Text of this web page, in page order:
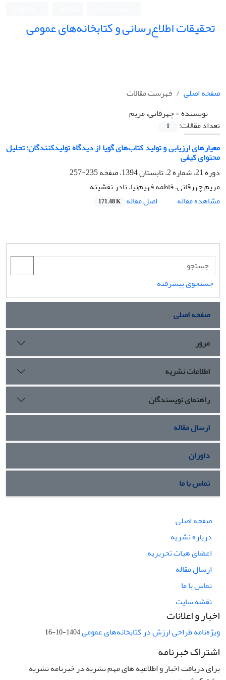
تحقیقات اطلاع‌رسانی و کتابخانه‌های عمومی
صفحه اصلی
فهرست مقالات
نویسنده =چهرقانی، مریم
تعداد مقالات:
1
معیارهای ارزیابی و تولید کتاب‌های گویا از دیدگاه تولیدکنندگان: تحلیل
محتوای کیفی
دوره 21، شماره 2، تابستان 1394، صفحه
235-257
مریم چهرقانی، فاطمه فهیم‌نیا، نادر نقشینه
مشاهده مقاله
اصل مقاله 171.48 K
جستجوی پیشرفته
صفحه اصلی
مرور
اطلاعات نشریه
راهنمای نویسندگان
ارسال مقاله
داوران
تماس با ما
صفحه اصلی
درباره نشریه
اعضای هیات تحریریه
ارسال مقاله
تماس با ما
نقشه سایت
اخبار و اعلانات
ویژه‌نامه طراحی ارزش در کتابخانه‌های عمومی1404-10-16
اشتراک خبرنامه
برای دریافت اخبار و اطلاعیه های مهم نشریه در خبرنامه نشریه